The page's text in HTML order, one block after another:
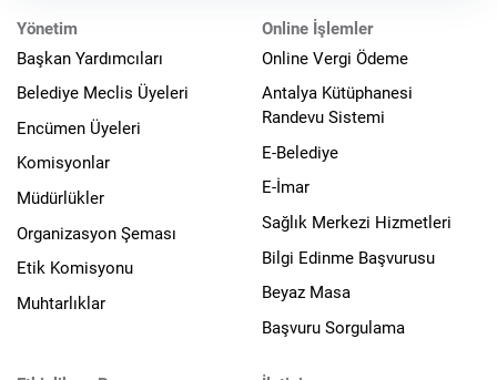
Yönetim
Başkan Yardımcıları
Belediye Meclis Üyeleri
Encümen Üyeleri
Komisyonlar
Müdürlükler
Organizasyon Şeması
Etik Komisyonu
Muhtarlıklar
Online İşlemler
Online Vergi Ödeme
Antalya Kütüphanesi
Randevu Sistemi
E-Belediye
E-İmar
Sağlık Merkezi Hizmetleri
Bilgi Edinme Başvurusu
Beyaz Masa
Başvuru Sorgulama